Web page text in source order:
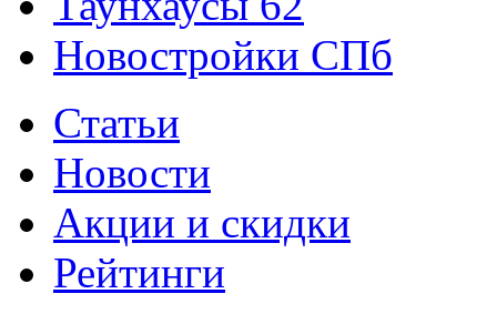
Новостройки СПб
Статьи
Новости
Акции и скидки
Рейтинги